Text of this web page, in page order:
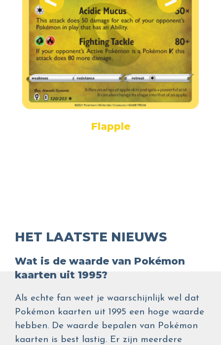
Flapple
HET LAATSTE NIEUWS
Wat is de waarde van Pokémon
kaarten uit 1995?
Als echte fan weet je waarschijnlijk wel dat
Pokémon kaarten uit 1995 een hoge waarde
hebben. De waarde bepalen van Pokémon
kaarten is best lastig. Er zijn meerdere